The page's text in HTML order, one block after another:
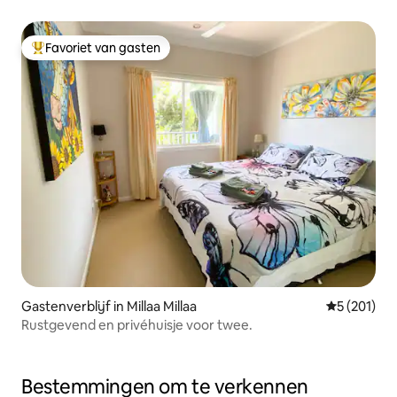
Topfavoriet van gasten
Favoriet van gasten
Gastenverblijf in Millaa Millaa
5 (201)
Rustgevend en privéhuisje voor twee.
Bestemmingen om te verkennen